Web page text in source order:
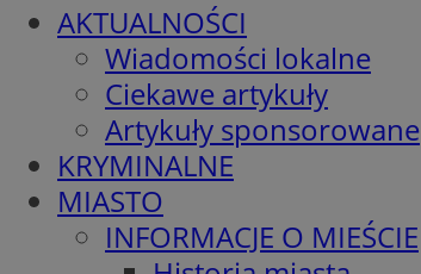
AKTUALNOŚCI
Wiadomości lokalne
Ciekawe artykuły
Artykuły sponsorowane
KRYMINALNE
MIASTO
INFORMACJE O MIEŚCIE